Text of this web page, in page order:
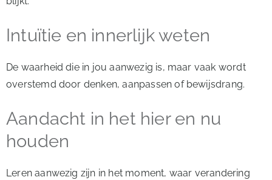
Intuïtie en innerlijk weten
De waarheid die in jou aanwezig is, maar vaak wordt
overstemd door denken, aanpassen of bewijsdrang.
Aandacht in het hier en nu
houden
Leren aanwezig zijn in het moment, waar verandering